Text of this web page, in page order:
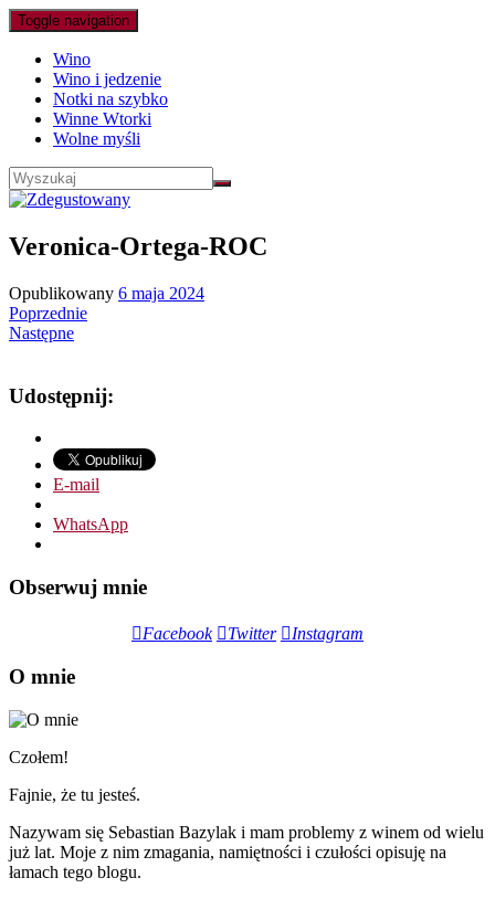
Toggle navigation
Wino
Wino i jedzenie
Notki na szybko
Winne Wtorki
Wolne myśli
Veronica-Ortega-ROC
Opublikowany 6 maja 2024
Poprzednie
Następne
Udostępnij:
E-mail
WhatsApp
Obserwuj mnie
Facebook Twitter Instagram
O mnie
Czołem!
Fajnie, że tu jesteś.
Nazywam się Sebastian Bazylak i mam problemy z winem od wielu
już lat. Moje z nim zmagania, namiętności i czułości opisuję na
łamach tego blogu.